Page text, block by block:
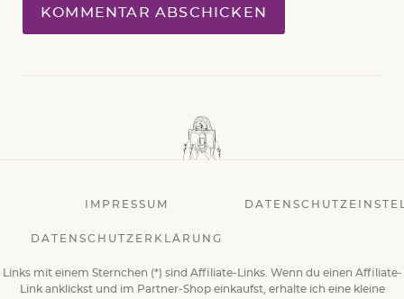
IMPRESSUM
DATENSCHUTZERKLÄRUNG
Links mit einem Sternchen (*) sind Affiliate-Links. Wenn du einen Affiliate-
Link anklickst und im Partner-Shop einkaufst, erhalte ich eine kleine